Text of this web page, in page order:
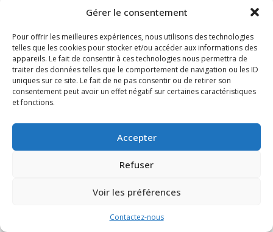
Gérer le consentement
Pour offrir les meilleures expériences, nous utilisons des technologies
telles que les cookies pour stocker et/ou accéder aux informations des
appareils. Le fait de consentir à ces technologies nous permettra de
traiter des données telles que le comportement de navigation ou les ID
uniques sur ce site. Le fait de ne pas consentir ou de retirer son
consentement peut avoir un effet négatif sur certaines caractéristiques
et fonctions.
Accepter
Refuser
Voir les préférences
Contactez-nous
FAQ Mentions légales